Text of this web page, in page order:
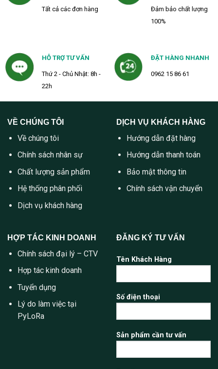
Tất cả các đơn hàng
Đảm bảo chất lượng
100%
HỖ TRỢ TƯ VẤN
Thứ 2 - Chủ Nhật: 8h -
22h
ĐẶT HÀNG NHANH
0962 15 86 61
VỀ CHÚNG TÔI
Về chúng tôi
Chính sách nhân sự
Chất lượng sản phẩm
Hệ thống phân phối
Dịch vụ khách hàng
DỊCH VỤ KHÁCH HÀNG
Hướng dẫn đặt hàng
Hướng dẫn thanh toán
Bảo mật thông tin
Chính sách vận chuyển
HỢP TÁC KINH DOANH
Chính sách đại lý – CTV
Hợp tác kinh doanh
Tuyển dụng
Lý do làm việc tại
PyLoRa
ĐĂNG KÝ TƯ VẤN
Tên Khách Hàng
Số điện thoại
Sản phẩm cần tư vấn